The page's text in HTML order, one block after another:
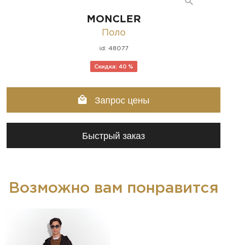
MONCLER
Поло
id: 48077
Скидка: 40 %
Запрос цены
Быстрый заказ
Возможно вам понравится